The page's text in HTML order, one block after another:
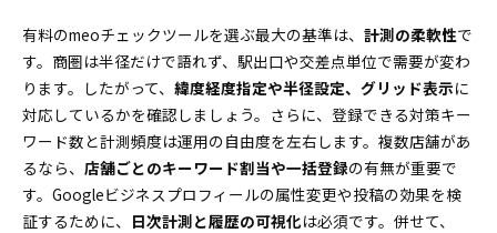
有料のmeoチェックツールを選ぶ最大の基準は、 計測の柔軟性で
す。商圏は半径だけで語れず、駅出口や交差点単位で需要が変わ
ります。したがって、 緯度経度指定や半径設定、グリッド表示に
対応しているかを確認しましょう。さらに、登録できる対策キー
ワード数と計測頻度は運用の自由度を左右します。複数店舗があ
るなら、 店舗ごとのキーワード割当や一括登録の有無が重要で
す。Googleビジネスプロフィールの属性変更や投稿の効果を検
証するために、 日次計測と履歴の可視化は必須です。併せて、